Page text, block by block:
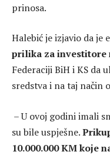
prinosa.
Halebić je izjavio da je
prilika za investitore
Federaciji BiH i KS da
sredstva i na taj način
– U ovoj godini imali
su bile uspješne.
10.000.000 KM koje